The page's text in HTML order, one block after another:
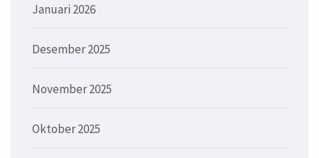
Januari 2026
Desember 2025
November 2025
Oktober 2025